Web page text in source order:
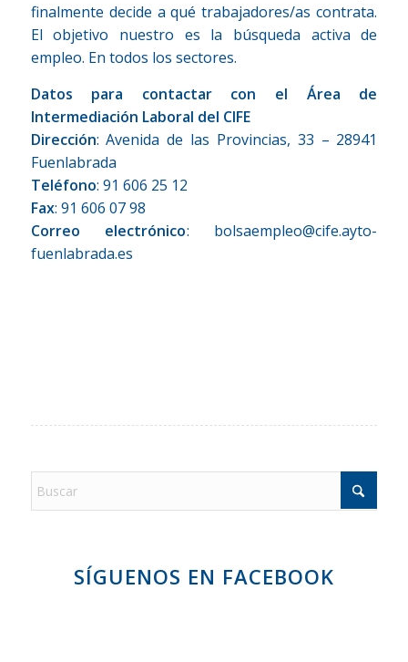
finalmente decide a qué trabajadores/as contrata.
El objetivo nuestro es la búsqueda activa de
empleo. En todos los sectores.
Datos para contactar con el Área de
Intermediación Laboral del CIFE
Dirección: Avenida de las Provincias, 33 – 28941
Fuenlabrada
Teléfono: 91 606 25 12
Fax: 91 606 07 98
Correo electrónico: bolsaempleo@cife.ayto-
fuenlabrada.es
SÍGUENOS EN FACEBOOK